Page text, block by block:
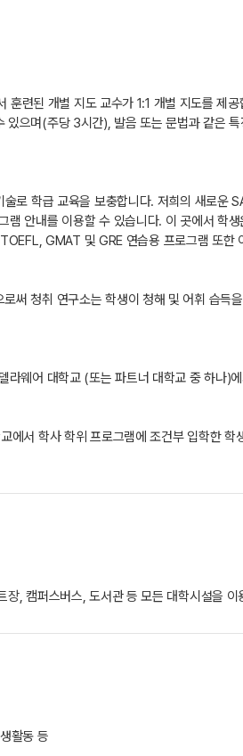
훈련된 개별 지도 교수가 1:1 개별 지도를
있으며(주당 3시간), 발음 또는 문법과 같은
로 학급 교육을 보충합니다. 저희의 새로운
램 안내를 이용할 수 있습니다. 이 곳에서 학
GMAT 및 GRE 연습용 프로그램 또
써 청취 연구소는 학생이 청해 및 어휘 습득
라웨어 대학교 (또는 파트너 대학교 중 하나
에서 학사 학위 프로그램에 조건부 입학한
장, 캠퍼스버스, 도서관 등 모든 대학시설을 이
활동 등